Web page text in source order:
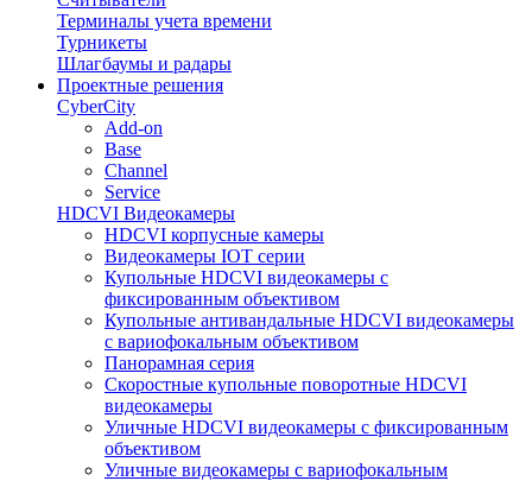
Терминалы учета времени
Турникеты
Шлагбаумы и радары
Проектные решения
CyberCity
Add-on
Base
Channel
Service
HDCVI Видеокамеры
HDCVI корпусные камеры
Видеокамеры IOT серии
Купольные HDCVI видеокамеры с
фиксированным объективом
Купольные антивандальные HDCVI видеокамеры
с вариофокальным объективом
Панорамная серия
Скоростные купольные поворотные HDCVI
видеокамеры
Уличные HDCVI видеокамеры с фиксированным
объективом
Уличные видеокамеры с вариофокальным